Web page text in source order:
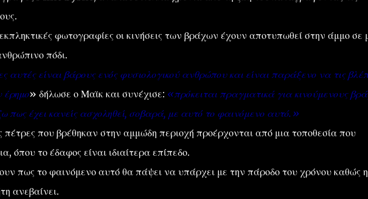
φωτογραφίες οι κινήσεις των βράχων έχουν αποτυπωθεί στην άμμο σε
πόδι.
αυτές είναι βάρους ενός φυσιολογικού ανθρώπου και είναι παράξενο να τις
έρημο» δήλωσε ο Μαϊκ και συνέχισε: «πρόκειται πραγματικά για κινούμενους
πως έχει κανείς ασχοληθεί, σοβαρά, με αυτό το φαινόμενο αυτό.»
πέτρες που βρέθηκαν στην αμμώδη περιοχή προέρχονται από μια τοποθεσία που
όπου το έδαφος είναι ιδιαίτερα επίπεδο.
πως το φαινόμενο αυτό θα πάψει να υπάρχει με την πάροδο του χρόνου καθώς η
ανεβαίνει.